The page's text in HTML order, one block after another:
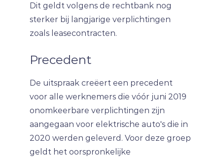
Dit geldt volgens de rechtbank nog
sterker bij langjarige verplichtingen
zoals leasecontracten.
Precedent
De uitspraak creëert een precedent
voor alle werknemers die vóór juni 2019
onomkeerbare verplichtingen zijn
aangegaan voor elektrische auto's die in
2020 werden geleverd. Voor deze groep
geldt het oorspronkelijke